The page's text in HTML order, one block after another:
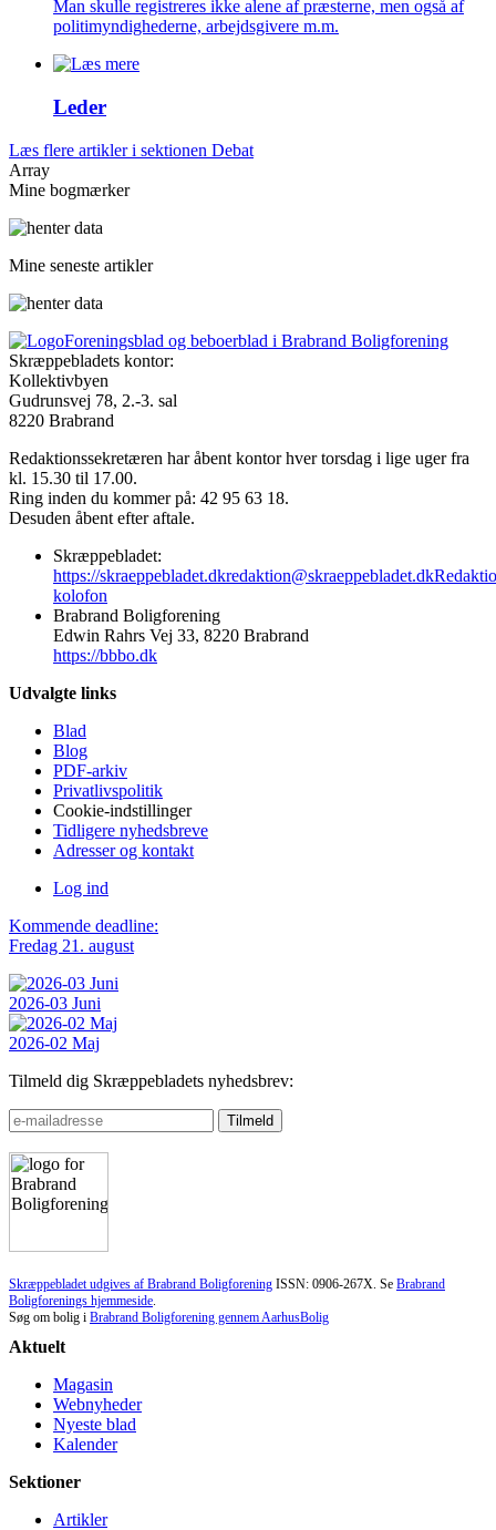
Man skulle registreres ikke alene af præsterne, men også af
politimyndighederne, arbejdsgivere m.m.
Leder
Læs flere artikler i sektionen Debat
Array
Mine bogmærker
Mine seneste artikler
Foreningsblad og beboerblad i Brabrand Boligforening
Skræppebladets kontor:
Kollektivbyen
Gudrunsvej 78, 2.-3. sal
8220 Brabrand
Redaktionssekretæren har åbent kontor hver torsdag i lige uger fra
kl. 15.30 til 17.00.
Ring inden du kommer på: 42 95 63 18.
Desuden åbent efter aftale.
Skræppebladet:
https://skraeppebladet.dkredaktion@skraeppebladet.dk
kolofon
Brabrand Boligforening
Edwin Rahrs Vej 33, 8220 Brabrand
https://bbbo.dk
Udvalgte links
Blad
Blog
PDF-arkiv
Privatlivspolitik
Cookie-indstillinger
Tidligere nyhedsbreve
Adresser og kontakt
Log ind
Kommende deadline:
Fredag 21. august
2026-03 Juni
2026-02 Maj
Tilmeld dig Skræppebladets nyhedsbrev:
Skræppebladet udgives af Brabrand Boligforening ISSN: 0906-267X. Se Brabrand
Boligforenings hjemmeside
Søg om bolig i Brabrand Boligforening gennem AarhusBolig
Aktuelt
Magasin
Webnyheder
Nyeste blad
Kalender
Sektioner
Artikler